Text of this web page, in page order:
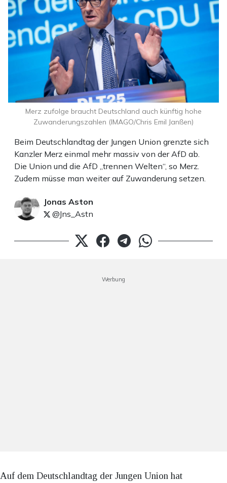
Beim Deutschlandtag der Jungen Union grenzte sich
Kanzler Merz einmal mehr massiv von der AfD ab.
Die Union und die AfD „trennen Welten“, so Merz.
Zudem müsse man weiter auf Zuwanderung setzen.
Jonas Aston
@Jns_Astn
Merz zufolge braucht Deutschland auch künftig hohe
Zuwanderungszahlen (IMAGO/Chris Emil Janßen)
Werbung
Auf dem Deutschlandtag der Jungen Union hat